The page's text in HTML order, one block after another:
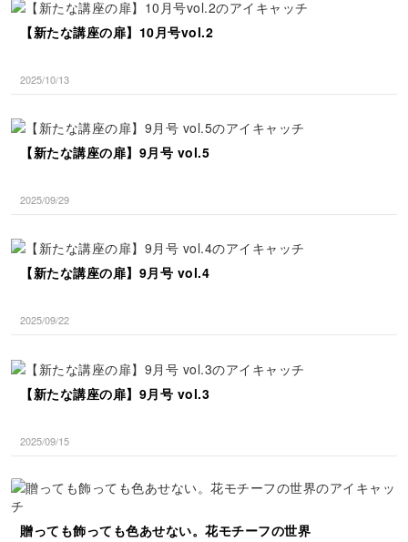
【新たな講座の扉】10月号vol.2
2025/10/13
【新たな講座の扉】9月号 vol.5
2025/09/29
【新たな講座の扉】9月号 vol.4
2025/09/22
【新たな講座の扉】9月号 vol.3
2025/09/15
贈っても飾っても色あせない。花モチーフの世界